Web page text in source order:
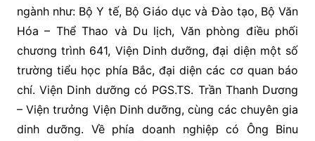
ngành như: Bộ Y tế, Bộ Giáo dục và Đào tạo, Bộ Văn
Hóa – Thể Thao và Du lịch, Văn phòng điều phối
chương trình 641, Viện Dinh dưỡng, đại diện một số
trường tiểu học phía Bắc, đại diện các cơ quan báo
chí. Viện Dinh dưỡng có PGS.TS. Trần Thanh Dương
– Viện trưởng Viện Dinh dưỡng, cùng các chuyên gia
dinh dưỡng. Về phía doanh nghiệp có Ông Binu